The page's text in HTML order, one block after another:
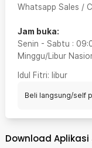
Whatsapp Sales /
Jam buka:
Senin - Sabtu :
Minggu/Libur
Idul Fitri: libur
Beli langsung/self
Download